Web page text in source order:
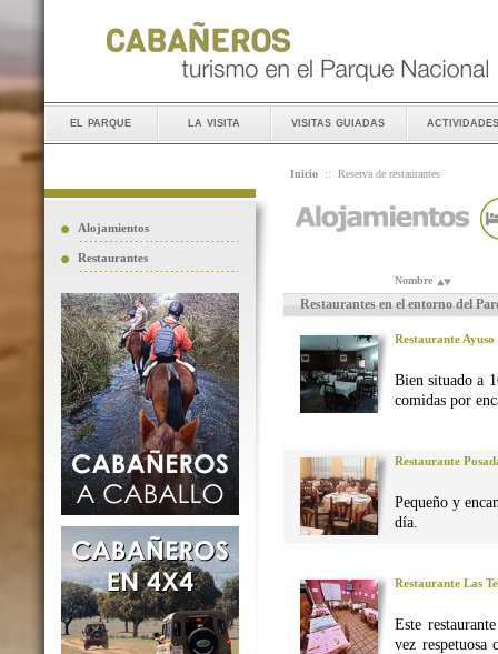
el parque la visita visitas guiadas actividades
Alojamientos
Restaurantes
Inicio :: Reserva de restaurantes
Nombre
Restaurantes en el entorno del
Restaurante Ayuso
Bien situado a
comidas por
Restaurante
Pequeño y
día.
Restaurante Las
Este
vez